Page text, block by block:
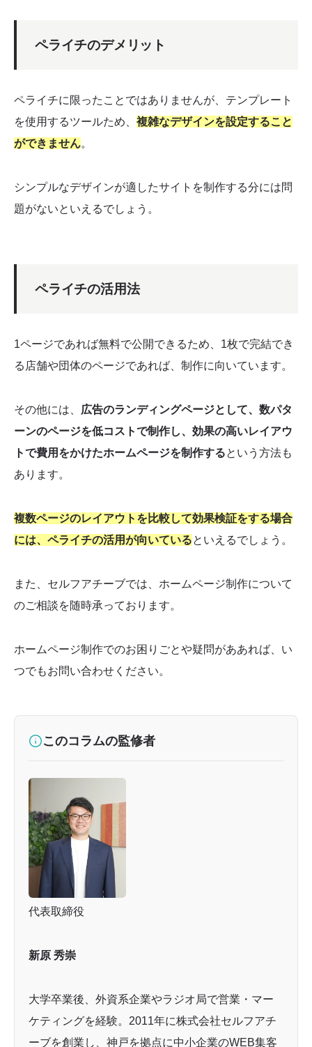
ペライチのデメリット
ペライチに限ったことではありませんが、テンプレート
を使用するツールため、 複雑なデザインを設定すること
ができません。
シンプルなデザインが適したサイトを制作する分には問
題がないといえるでしょう。
ペライチの活用法
1ページであれば無料で公開できるため、1枚で完結でき
る店舗や団体のページであれば、制作に向いています。
その他には、 広告のランディングページとして、数パタ
ーンのページを低コストで制作し、効果の高いレイアウ
トで費用をかけたホームページを制作するという方法も
あります。
複数ページのレイアウトを比較して効果検証をする場合
には、ペライチの活用が向いているといえるでしょう。
また、セルフアチーブでは、ホームページ制作について
のご相談を随時承っております。
ホームページ制作でのお困りごとや疑問がああれば、い
つでもお問い合わせください。
このコラムの監修者
代表取締役
新原 秀崇
大学卒業後、外資系企業やラジオ局で営業・マー
ケティングを経験。2011年に株式会社セルフアチ
ーブを創業し、神戸を拠点に中小企業のWEB集客